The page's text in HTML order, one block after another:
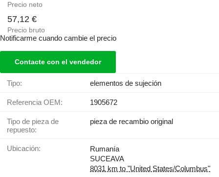
Precio neto
57,12 €
Precio bruto
Notificarme cuando cambie el precio
Contacte con el vendedor
Tipo: elementos de sujeción
Referencia OEM: 1905672
Tipo de pieza de
repuesto:
pieza de recambio original
Ubicación:
Rumanía
SUCEAVA
8031 km to "United States/Columbus"